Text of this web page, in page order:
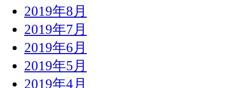
2019年8月
2019年7月
2019年6月
2019年5月
2019年4月